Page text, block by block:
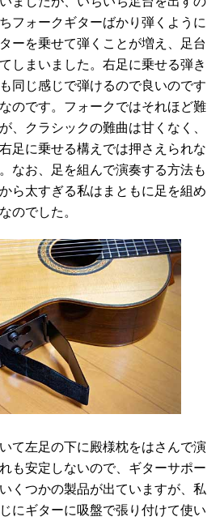
フォークギターばかり弾くように
ーを乗せて弾くことが増え、足台
しまいました。右足に乗せる弾き
同じ感じで弾けるので良いのです
のです。フォークではそれほど難
、クラシックの難曲は甘くなく、
足に乗せる構えでは押さえられな
なお、足を組んで演奏する方法も
ら太すぎる私はまともに足を組め
のでした。
て左足の下に殿様枕をはさんで演
も安定しないので、ギターサポー
くつかの製品が出ていますが、私
にギターに吸盤で張り付けて使い